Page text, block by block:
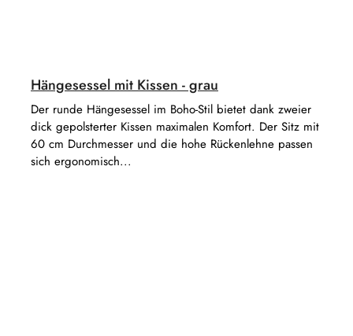
Hängesessel mit Kissen - grau
Der runde Hängesessel im Boho-Stil bietet dank zweier
dick gepolsterter Kissen maximalen Komfort. Der Sitz mit
60 cm Durchmesser und die hohe Rückenlehne passen
sich ergonomisch...